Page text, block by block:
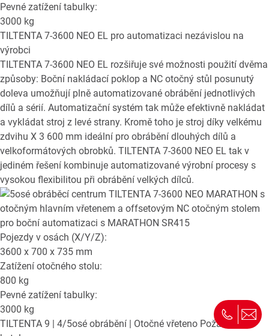
Pevné zatížení tabulky:
3000 kg
TILTENTA 7-3600 NEO EL pro automatizaci nezávislou na
výrobci
TILTENTA 7-3600 NEO EL rozšiřuje své možnosti použití dvěma
způsoby: Boční nakládací poklop a NC otočný stůl posunutý
doleva umožňují plně automatizované obrábění jednotlivých
dílů a sérií. Automatizační systém tak může efektivně nakládat
a vykládat stroj z levé strany. Kromě toho je stroj díky velkému
zdvihu X 3 600 mm ideální pro obrábění dlouhých dílů a
velkoformátových obrobků. TILTENTA 7-3600 NEO EL tak v
jediném řešení kombinuje automatizované výrobní procesy s
vysokou flexibilitou při obrábění velkých dílců.
Pojezdy v osách (X/Y/Z):
3600 x 700 x 735 mm
Zatížení otočného stolu:
800 kg
Pevné zatížení tabulky:
3000 kg
TILTENTA 9 | 4/5osé obrábění | Otočné vřeteno Požádat o